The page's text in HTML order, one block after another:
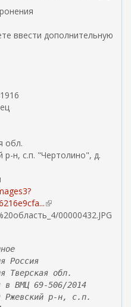
н
)
ввести дополнительную
обл.
н, с.п. "Чертолино", д.
(
в
я
я
с
00000432.JPG
Россия
Тверская обл.
в ВМЦ 69-506/2014
Ржевский р-н, с.п.